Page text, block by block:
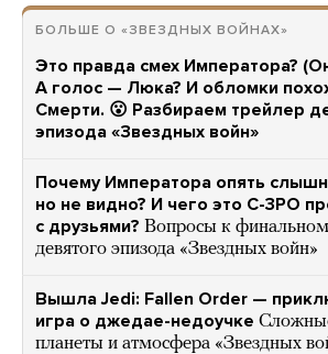
БОЛЬШЕ О «ЗВЕЗДНЫХ ВОЙНАХ»
Это правда смех Императора?
А голос — Люка? И обломки
Смерти. 😮 Разбираем трейлер
эпизода «Звездных войн»
Почему Императора опять
но не видно? И чего это C-3PO
с друзьями? Вопросы к
девятого эпизода «Звездных войн»
Вышла Jedi: Fallen Order —
игра о джедае-недоучке
планеты и атмосфера «Звездных